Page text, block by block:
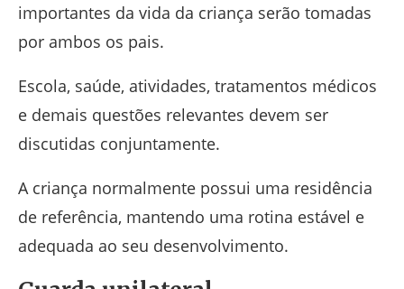
importantes da vida da criança serão tomadas
por ambos os pais.
Escola, saúde, atividades, tratamentos médicos
e demais questões relevantes devem ser
discutidas conjuntamente.
A criança normalmente possui uma residência
de referência, mantendo uma rotina estável e
adequada ao seu desenvolvimento.